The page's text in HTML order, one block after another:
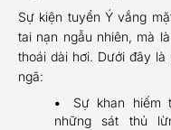
Sự kiện tuyển Ý vắng
tai nạn ngẫu nhiên, mà
thoái dài hơi. Dưới đây
ngã:
Sự khan hiếm
những sát thủ